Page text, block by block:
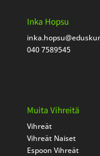
Inka Hopsu
inka.hopsu
040 7589545
Muita Vihreitä
Vihreät
Vihreät Naiset
Espoon Vihreät